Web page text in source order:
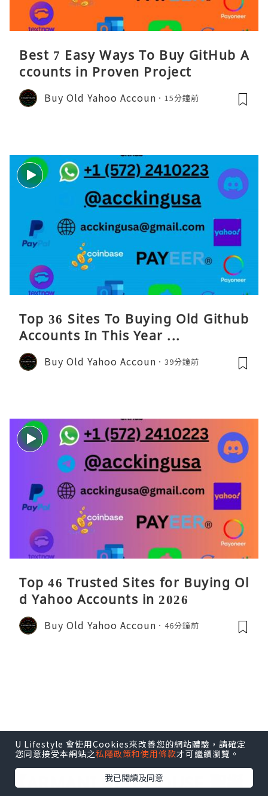
Best 7 Easy Ways To Buy GitHub A
ccounts in Proven Project
Buy Old Yahoo Accoun 15分鐘前
Top 36 Sites To Buying Old Github
Accounts In This Year ...
Buy Old Yahoo Accoun 39分鐘前
Top 46 Trusted Sites for Buying Ol
d Yahoo Accounts in 2026
Buy Old Yahoo Accoun 46分鐘前
女生
【ARMANI GIFT HOUSE 聖誕
U Lifestyle 會使用Cookies來改善您的網站體驗，請確定
您同意接受本網站之私隱政策和使用條款才可繼續瀏覽。
我已閱讀及同意